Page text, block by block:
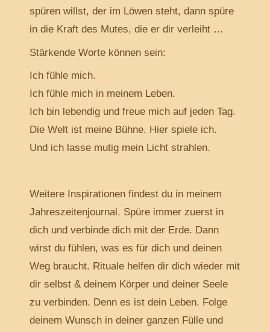
spüren willst, der im Löwen steht, dann spüre
in die Kraft des Mutes, die er dir verleiht …
Stärkende Worte können sein:
Ich fühle mich.
Ich fühle mich in meinem Leben.
Ich bin lebendig und freue mich auf jeden Tag.
Die Welt ist meine Bühne. Hier spiele ich.
Und ich lasse mutig mein Licht strahlen.
Weitere Inspirationen findest du in meinem
Jahreszeitenjournal. Spüre immer zuerst in
dich und verbinde dich mit der Erde. Dann
wirst du fühlen, was es für dich und deinen
Weg braucht. Rituale helfen dir dich wieder mit
dir selbst & deinem Körper und deiner Seele
zu verbinden. Denn es ist dein Leben. Folge
deinem Wunsch in deiner ganzen Fülle und